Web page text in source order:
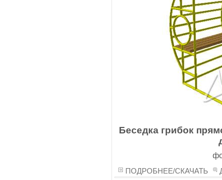
Беседка грибок
ПОДРОБНЕЕ/СКАЧАТЬ